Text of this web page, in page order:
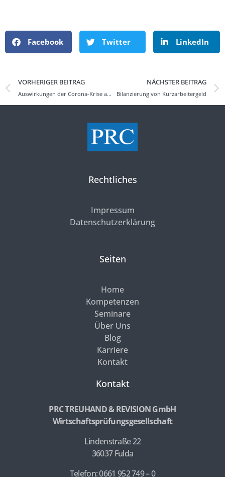
Facebook Twitter LinkedIn
VORHERIGER BEITRAG
Auswirkungen der Corona-Krise auf die Abschlussprüfung
NÄCHSTER BEITRAG
Bilanzierung von Kurzarbeitergeld
Rechtliches
Impressum
Datenschutzerklärung
Seiten
Home
Kompetenzen
Seminare
Über Uns
Blog
Karriere
Kontakt
Kontakt
PRC TREUHAND & REVISION GmbH
Wirtschaftsprüfungsgesellschaft
Lindenstraße 22
36037 Fulda
Telefon: 0661 952 749 – 0